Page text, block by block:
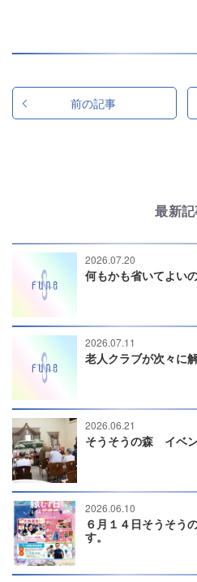
前の記事
最新
2026.07.20
何もかも省いてよい
2026.07.11
老人クラブが次々に
2026.06.21
そうそうの森 イベ
2026.06.10
６月１４日そうそう
す。